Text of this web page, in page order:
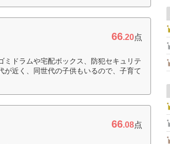
66.20点
ミドラムや宅配ボックス、防犯セキュリテ
が近く、同世代の子供もいるので、子育て
66.08点